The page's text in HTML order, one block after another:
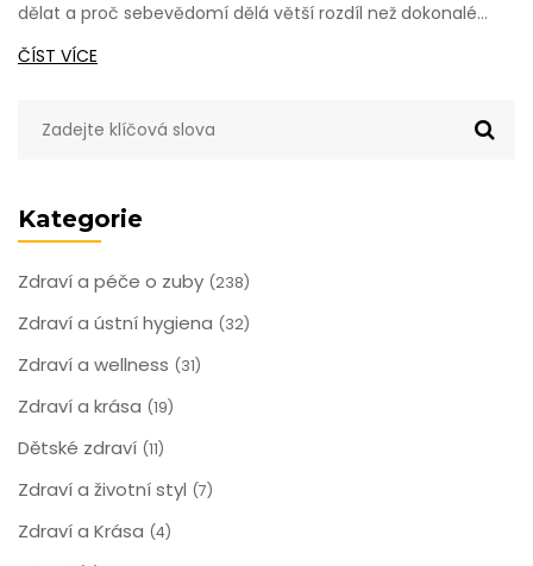
Kategorie
Zdraví a péče o zuby (238)
Zdraví a ústní hygiena (32)
Zdraví a wellness (31)
Zdraví a krása (19)
Dětské zdraví (11)
Zdraví a životní styl (7)
Zdraví a Krása (4)
dělat a proč sebevědomí dělá větší rozdíl než dokonalé
zuby.
ČÍST VÍCE